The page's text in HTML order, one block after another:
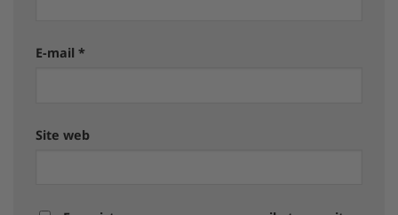
E-mail *
Site web